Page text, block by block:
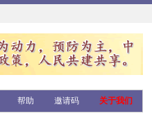
帮助 邀请码 关于我们